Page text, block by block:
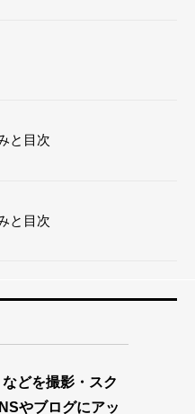
と目次
と目次
どを撮影・スク
やブログにアッ